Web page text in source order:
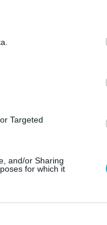
Targeted
and/or Sharing
for which it
έχουν
αν
τους.
debris.
2025
βίντεο
είναι